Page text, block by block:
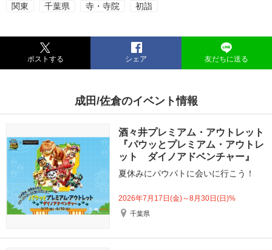
関東 千葉県 寺・寺院 初詣
ポストする シェア 友だちに送る
成田/佐倉のイベント情報
酒々井プレミアム・アウトレット
『パウッとプレミアム・アウトレ
ット ダイノアドベンチャー』
夏休みにパウパトに会いに行こう！
2026年7月17日(金)～8月30日(日)%
千葉県